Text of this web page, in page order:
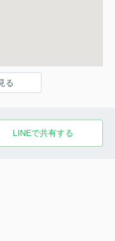
る
LINEで共有する